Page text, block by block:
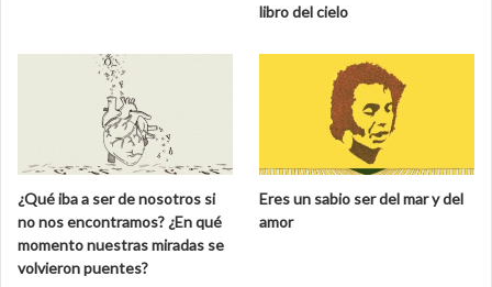
libro del cielo
¿Qué iba a ser de nosotros si
no nos encontramos? ¿En qué
momento nuestras miradas se
volvieron puentes?
Eres un sabio ser del mar y del
amor